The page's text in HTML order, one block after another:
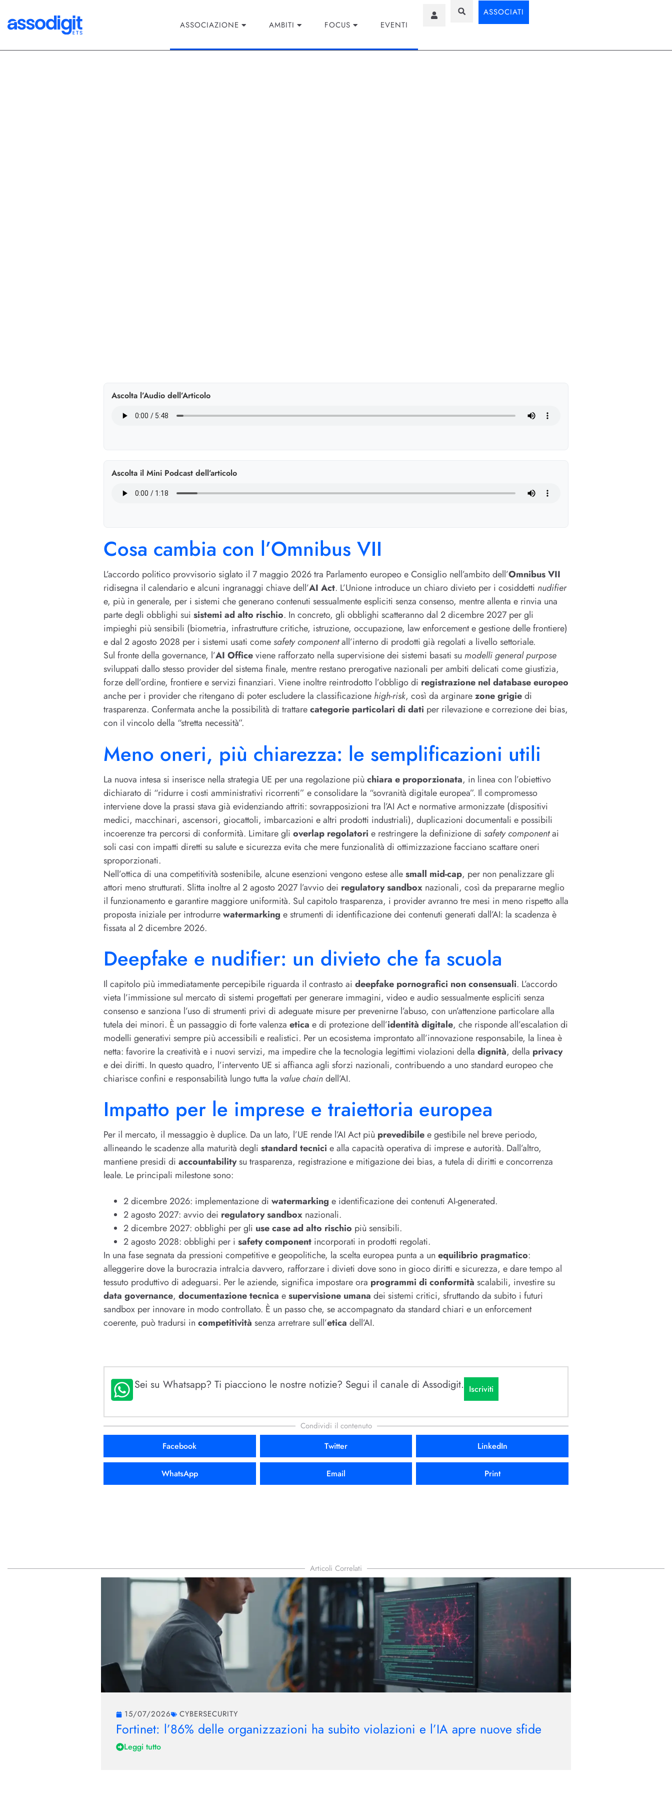
ASSOCIAZIONE AMBITI FOCUS EVENTI
ASSOCIATI
Ascolta l’Audio dell’Articolo
Ascolta il Mini Podcast dell’articolo
Cosa cambia con l’Omnibus VII
L’accordo politico provvisorio siglato il 7 maggio 2026 tra Parlamento europeo e Consiglio nell’ambito dell’Omnibus VII
ridisegna il calendario e alcuni ingranaggi chiave dell’AI Act. L’Unione introduce un chiaro divieto per i cosiddetti nudifier
e, più in generale, per i sistemi che generano contenuti sessualmente espliciti senza consenso, mentre allenta e rinvia una
parte degli obblighi sui sistemi ad alto rischio. In concreto, gli obblighi scatteranno dal 2 dicembre 2027 per gli
impieghi più sensibili (biometria, infrastrutture critiche, istruzione, occupazione, law enforcement e gestione delle frontiere)
e dal 2 agosto 2028 per i sistemi usati comesafety componentall’interno di prodotti già regolati a livello settoriale.
Sul fronte della governance, l’AI Officeviene rafforzato nella supervisione dei sistemi basati su modelli general purpose
sviluppati dallo stesso provider del sistema finale, mentre restano prerogative nazionali per ambiti delicati come giustizia,
forze dell’ordine, frontiere e servizi finanziari. Viene inoltre reintrodotto l’obbligo di registrazione nel database europeo
anche per i provider che ritengano di poter escludere la classificazione high-risk, così da arginarezone grigiedi
trasparenza. Confermata anche la possibilità di trattarecategorie particolari di dati per rilevazione e correzione dei bias,
con il vincolo della “stretta necessità”.
Meno oneri, più chiarezza: le semplificazioni utili
La nuova intesa si inserisce nella strategia UE per una regolazione più chiara e proporzionata, in linea con l’obiettivo
dichiarato di “ridurre i costi amministrativi ricorrenti” e consolidare la “sovranità digitale europea”. Il compromesso
interviene dove la prassi stava già evidenziando attriti: sovrapposizioni tra l’AI Act e normative armonizzate (dispositivi
medici, macchinari, ascensori, giocattoli, imbarcazioni e altri prodotti industriali), duplicazioni documentali e possibili
incoerenze tra percorsi di conformità. Limitare gli overlap regolatori e restringere la definizione di safety componentai
soli casi con impatti diretti su salute e sicurezza evita che mere funzionalità di ottimizzazione facciano scattare oneri
sproporzionati.
Nell’ottica di una competitività sostenibile, alcune esenzioni vengono estese allesmall mid-cap, per non penalizzare gli
attori meno strutturati. Slitta inoltre al 2 agosto 2027 l’avvio dei regulatory sandbox nazionali, così da prepararne meglio
il funzionamento e garantire maggiore uniformità. Sul capitolo trasparenza, i provider avranno tre mesi in meno rispetto alla
proposta iniziale per introdurrewatermarking e strumenti di identificazione dei contenuti generati dall’AI: la scadenza è
fissata al 2 dicembre 2026.
Deepfake e nudifier: un divieto che fa scuola
Il capitolo più immediatamente percepibile riguarda il contrasto ai deepfake pornografici non consensuali. L’accordo
vieta l’immissione sul mercato di sistemi progettati per generare immagini, video e audio sessualmente espliciti senza
consenso e sanziona l’uso di strumenti privi di adeguate misure per prevenirne l’abuso, con un’attenzione particolare alla
tutela dei minori. È un passaggio di forte valenza etica e di protezione dell’identità digitale, che risponde all’escalation di
modelli generativi sempre più accessibili e realistici. Per un ecosistema improntato all’innovazione responsabile, la linea è
netta: favorire la creatività e i nuovi servizi, ma impedire che la tecnologia legittimi violazioni della dignità, della privacy
e dei diritti. In questo quadro, l’intervento UE si affianca agli sforzi nazionali, contribuendo a uno standard europeo che
chiarisce confini e responsabilità lungo tutta la value chaindell’AI.
Impatto per le imprese e traiettoria europea
Per il mercato, il messaggio è duplice. Da un lato, l’UE rende l’AI Act più prevedibilee gestibile nel breve periodo,
allineando le scadenze alla maturità degli standard tecnici e alla capacità operativa di imprese e autorità. Dall’altro,
mantiene presidi di accountabilitysu trasparenza, registrazione e mitigazione dei bias, a tutela di diritti e concorrenza
leale. Le principali milestone sono:
2 dicembre 2026: implementazione di watermarking e identificazione dei contenuti AI-generated.
2 agosto 2027: avvio dei regulatory sandbox nazionali.
2 dicembre 2027: obblighi per gli use case ad alto rischio più sensibili.
2 agosto 2028: obblighi per i safety component incorporati in prodotti regolati.
In una fase segnata da pressioni competitive e geopolitiche, la scelta europea punta a un equilibrio pragmatico:
alleggerire dove la burocrazia intralcia davvero, rafforzare i divieti dove sono in gioco diritti e sicurezza, e dare tempo al
tessuto produttivo di adeguarsi. Per le aziende, significa impostare ora programmi di conformità scalabili, investire su
data governance, documentazione tecnica esupervisione umana dei sistemi critici, sfruttando da subito i futuri
sandbox per innovare in modo controllato. È un passo che, se accompagnato da standard chiari e un enforcement
coerente, può tradursi in competitività senza arretrare sull’etica dell’AI.
Sei su Whatsapp? Ti piacciono le nostre notizie? Segui il canale di Assodigit. Iscriviti
Condividi il contenuto
Facebook Twitter LinkedIn
WhatsApp Email Print
Articoli Correlati
15/07/2026 CYBERSECURITY
Fortinet: l’86% delle organizzazioni ha subito violazioni e l’IA apre nuove sfide
Leggi tutto